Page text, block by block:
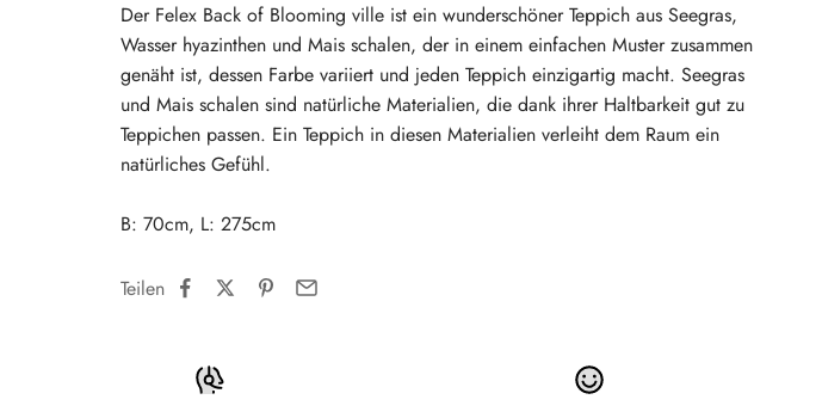
Der Felex Back of Blooming ville ist ein wunderschöner Teppich aus Seegras,
Wasser hyazinthen und Mais schalen, der in einem einfachen Muster zusammen
genäht ist, dessen Farbe variiert und jeden Teppich einzigartig macht. Seegras
und Mais schalen sind natürliche Materialien, die dank ihrer Haltbarkeit gut zu
Teppichen passen. Ein Teppich in diesen Materialien verleiht dem Raum ein
natürliches Gefühl.
B: 70cm, L: 275cm
Teilen